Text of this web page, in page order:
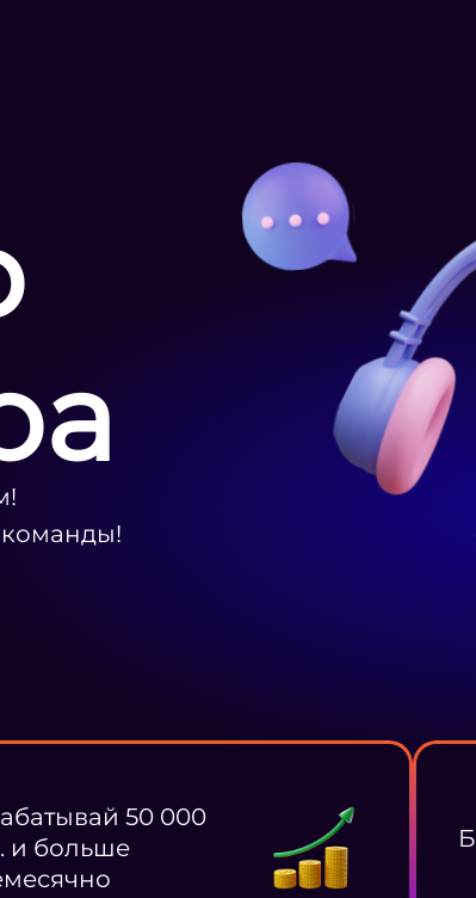
команды!
50 000
и больше